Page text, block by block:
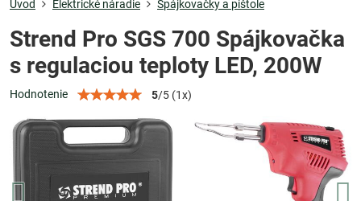
Úvod Elektrické náradie Spájkovačky a pištole
Strend Pro SGS 700 Spájkovačka
s regulaciou teploty LED, 200W
Hodnotenie 5/5 (1x)